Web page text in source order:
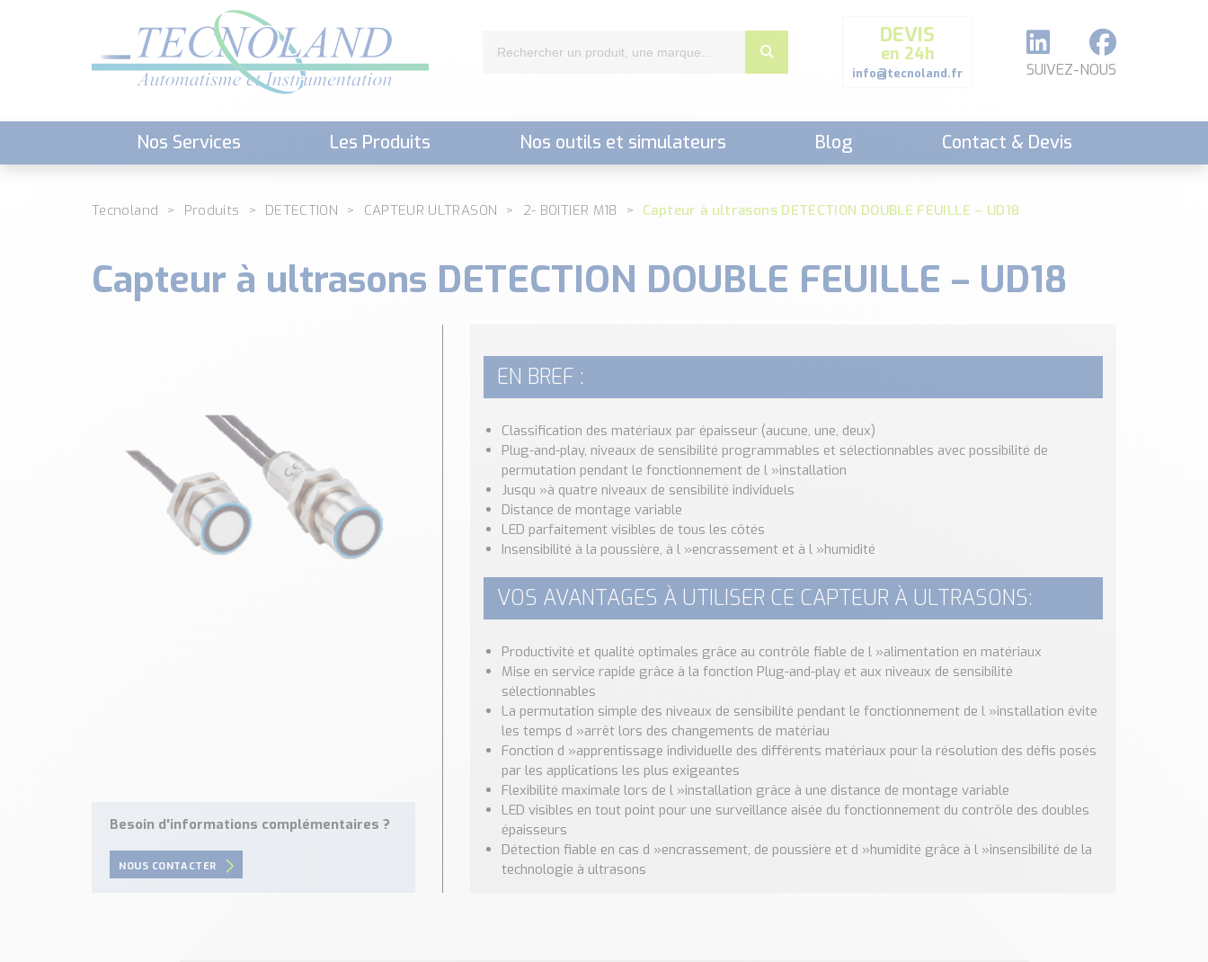
DEVIS
en 24h
info@tecnoland.fr SUIVEZ-NOUS
Nos Services Les Produits Nos outils et simulateurs Blog Contact & Devis
Tecnoland Produits DETECTION CAPTEUR ULTRASON 2- BOITIER M18 Capteur à ultrasons DETECTION DOUBLE FEUILLE – UD18
Capteur à ultrasons DETECTION DOUBLE FEUILLE – UD18
Besoin d'informations complémentaires ?
NOUS CONTACTER
EN BREF :
Classification des matériaux par épaisseur (aucune, une, deux)
Plug-and-play, niveaux de sensibilité programmables et sélectionnables avec possibilité de
permutation pendant le fonctionnement de l »installation
Jusqu »à quatre niveaux de sensibilité individuels
Distance de montage variable
LED parfaitement visibles de tous les côtés
Insensibilité à la poussière, à l »encrassement et à l »humidité
VOS AVANTAGES À UTILISER CE CAPTEUR À ULTRASONS:
Productivité et qualité optimales grâce au contrôle fiable de l »alimentation en matériaux
Mise en service rapide grâce à la fonction Plug-and-play et aux niveaux de sensibilité
sélectionnables
La permutation simple des niveaux de sensibilité pendant le fonctionnement de l »installation évite
les temps d »arrêt lors des changements de matériau
Fonction d »apprentissage individuelle des différents matériaux pour la résolution des défis posés
par les applications les plus exigeantes
Flexibilité maximale lors de l »installation grâce à une distance de montage variable
LED visibles en tout point pour une surveillance aisée du fonctionnement du contrôle des doubles
épaisseurs
Détection fiable en cas d »encrassement, de poussière et d »humidité grâce à l »insensibilité de la
technologie à ultrasons